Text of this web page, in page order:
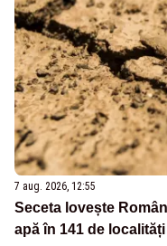
7 aug. 2026, 12:55
Seceta lovește
apă în 141 de